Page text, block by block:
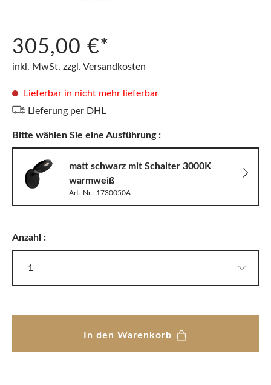
305,00 €*
inkl. MwSt. zzgl. Versandkosten
Lieferbar in nicht mehr lieferbar
Lieferung per DHL
Bitte wählen Sie eine Ausführung :
matt schwarz mit Schalter 3000K
warmweiß
Art.-Nr.: 1730050A
Anzahl :
In den Warenkorb